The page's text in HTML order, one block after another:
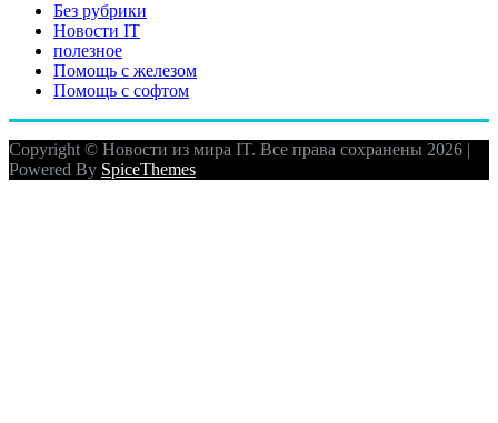
Без рубрики
Новости IT
полезное
Помощь с железом
Помощь с софтом
Copyright © Новости из мира IT. Все права сохранены 2026 |
Powered By SpiceThemes